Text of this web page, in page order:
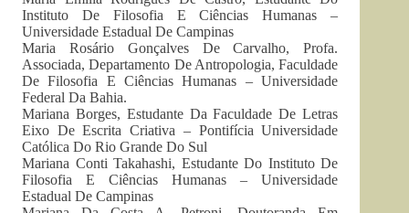
Instituto De Filosofia E Ciências Humanas –
Universidade Estadual De Campinas
Maria Rosário Gonçalves De Carvalho, Profa.
Associada, Departamento De Antropologia, Faculdade
De Filosofia E Ciências Humanas – Universidade
Federal Da Bahia.
Mariana Borges, Estudante Da Faculdade De Letras
Eixo De Escrita Criativa – Pontifícia Universidade
Católica Do Rio Grande Do Sul
Mariana Conti Takahashi, Estudante Do Instituto De
Filosofia E Ciências Humanas – Universidade
Estadual De Campinas